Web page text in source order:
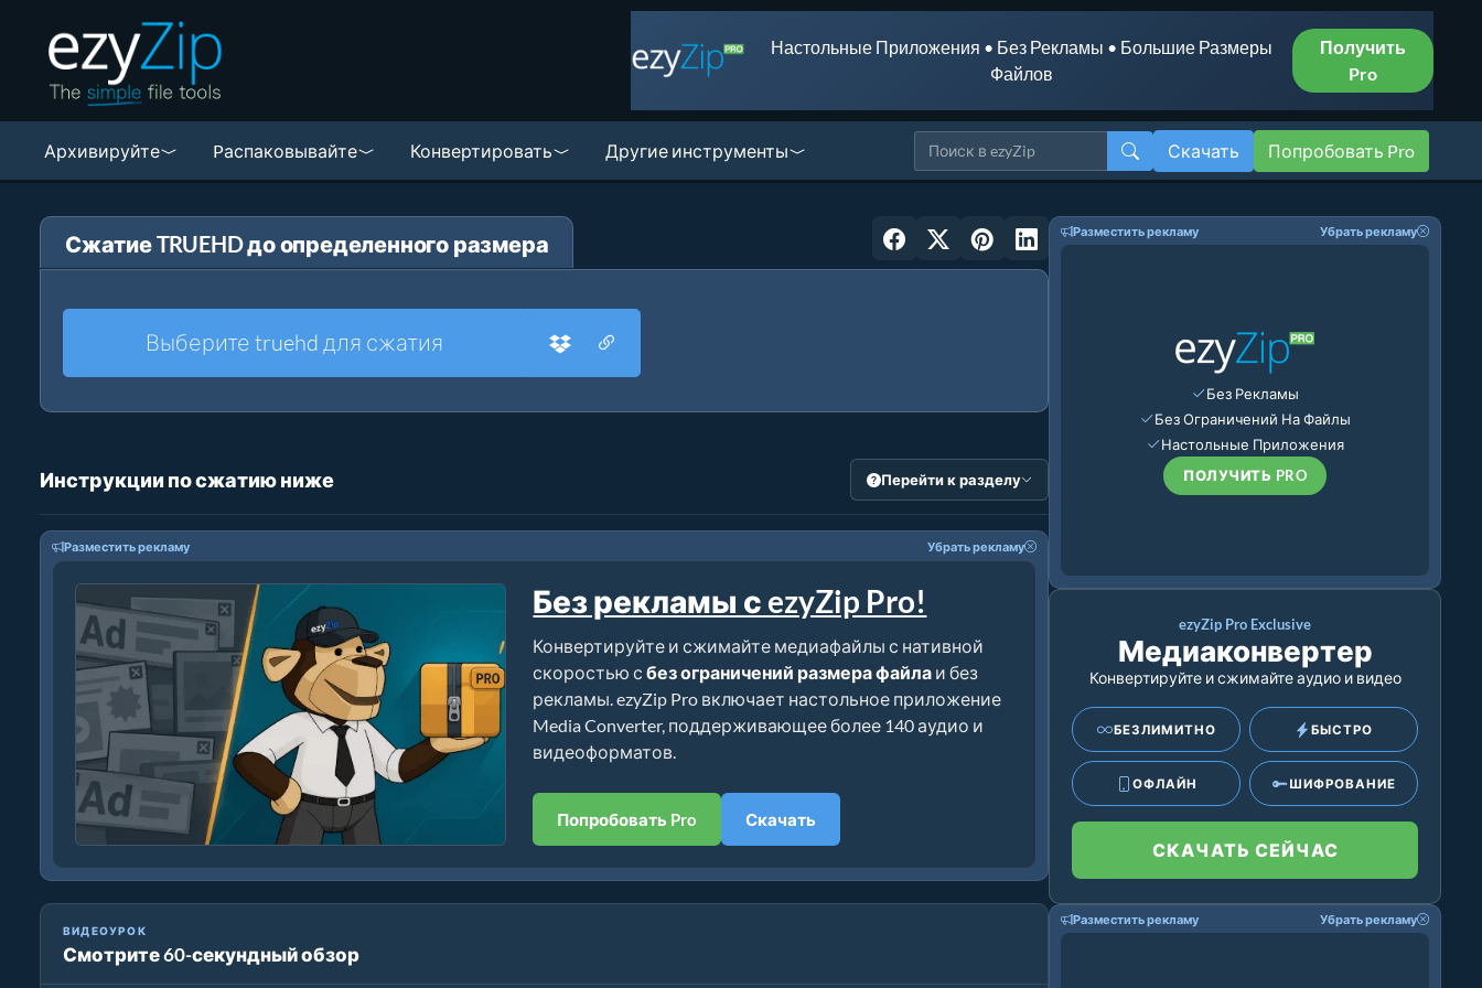
Настольные Приложения • Без Рекламы • Большие Размеры
Файлов
Получить
Pro
Архивируйте Pаспаковывайте Конвертировать Другие инструменты Скачать Попробовать Pro
Сжатие TRUEHD до определенного размера
Выберите truehd для сжатия
Инструкции по сжатию ниже Перейти к разделу
Разместить рекламу Убрать рекламу
Без рекламы с ezyZip Pro!
Конвертируйте и сжимайте медиафайлы с нативной
скоростью сбез ограничений размера файла и без
рекламы. ezyZip Pro включает настольное приложение
Media Converter, поддерживающее более 140 аудио и
видеоформатов.
Попробовать Pro Скачать
ВИДЕОУРОК
Смотрите 60-секундный обзор
Как уменьшить MP4 до 16 МБ (Простое руководство)
Разместить рекламу Убрать рекламу
Без Рекламы
Без Ограничений На Файлы
Настольные Приложения
ПОЛУЧИТЬ PRO
ezyZip Pro Exclusive
Медиаконвертер
Конвертируйте и сжимайте аудио и видео
БЕЗЛИМИТНО БЫСТРО
ОФЛАЙН ШИФРОВАНИЕ
СКАЧАТЬ СЕЙЧАС
Разместить рекламу Убрать рекламу